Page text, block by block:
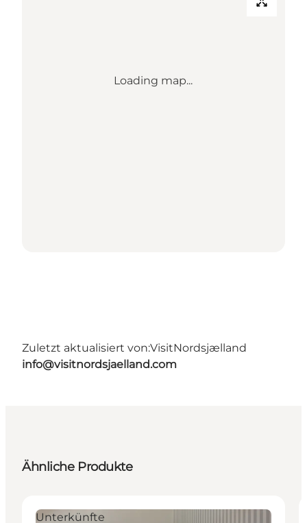
Loading map...
Zuletzt aktualisiert von:VisitNordsjælland
info@visitnordsjaelland.com
Ähnliche Produkte
Unterkünfte